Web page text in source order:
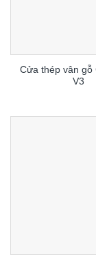
Cửa thép vân gỗ
V3